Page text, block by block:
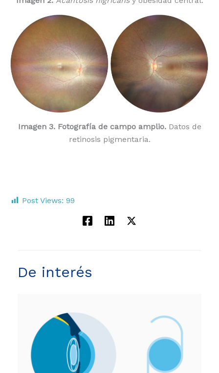
Imagen 3. Fotografía de campo amplio.Datos de
retinosis pigmentaria.
Post Views: 99
De interés